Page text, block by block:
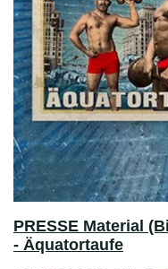
PRESSE Material
- Äquatortaufe